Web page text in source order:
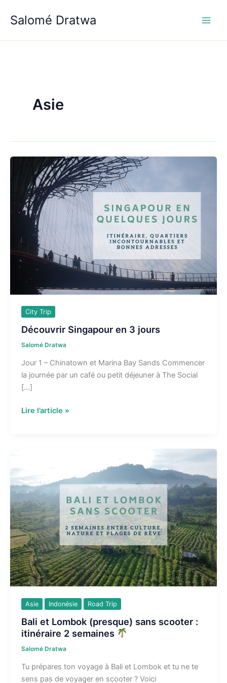
Salomé Dratwa
Asie
City Trip
Découvrir Singapour en 3 jours
Salomé Dratwa
Jour 1 – Chinatown et Marina Bay Sands Commencer
la journée par un café ou petit déjeuner à The Social
[…]
Découvrir
Lire l’article »
Asie Indonésie Road Trip
Bali et Lombok (presque) sans scooter :
itinéraire 2 semaines
Salomé Dratwa
Tu prépares ton voyage à Bali et Lombok et tu ne te
sens pas de voyager en scooter ? Voici